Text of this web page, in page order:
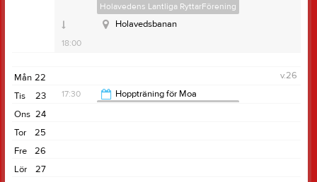
Holavedens Lantliga RyttarFörening
18:00
Holavedsbanan
22
Mån
v.26
23
Tis 17:30
Hoppträning för Moa
24
Ons
25
Tor
26
Fre
27
Lör